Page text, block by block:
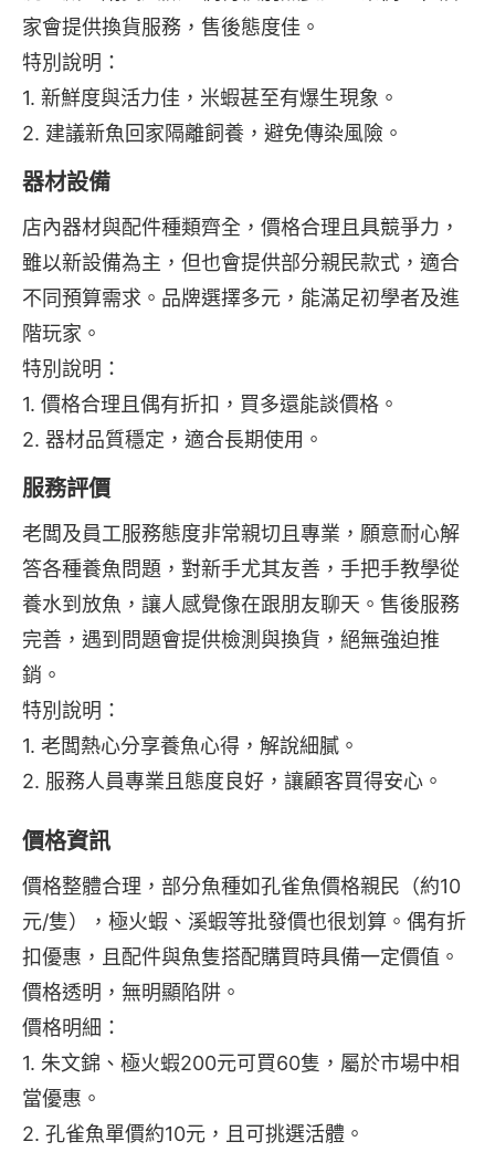
家會提供換貨服務，售後態度佳。
特別說明：
1. 新鮮度與活力佳，米蝦甚至有爆生現象。
2. 建議新魚回家隔離飼養，避免傳染風險。
器材設備
店內器材與配件種類齊全，價格合理且具競爭力，
雖以新設備為主，但也會提供部分親民款式，適合
不同預算需求。品牌選擇多元，能滿足初學者及進
階玩家。
特別說明：
1. 價格合理且偶有折扣，買多還能談價格。
2. 器材品質穩定，適合長期使用。
服務評價
老闆及員工服務態度非常親切且專業，願意耐心解
答各種養魚問題，對新手尤其友善，手把手教學從
養水到放魚，讓人感覺像在跟朋友聊天。售後服務
完善，遇到問題會提供檢測與換貨，絕無強迫推
銷。
特別說明：
1. 老闆熱心分享養魚心得，解說細膩。
2. 服務人員專業且態度良好，讓顧客買得安心。
價格資訊
價格整體合理，部分魚種如孔雀魚價格親民（約10
元/隻），極火蝦、溪蝦等批發價也很划算。偶有折
扣優惠，且配件與魚隻搭配購買時具備一定價值。
價格透明，無明顯陷阱。
價格明細：
1. 朱文錦、極火蝦200元可買60隻，屬於市場中相
當優惠。
2. 孔雀魚單價約10元，且可挑選活體。